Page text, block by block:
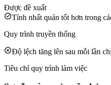
Được đề xuất
Tính nhất quán tốt hơn trong
Quy trình truyền thống
Độ lệch tăng lên sau mỗi lần
Tiêu chí quy trình làm việc